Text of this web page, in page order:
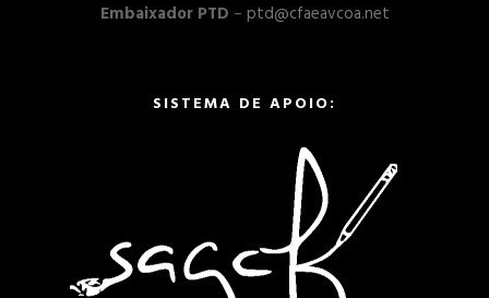
Embaixador PTD – ptd@cfaeavcoa.net
SISTEMA DE APOIO: